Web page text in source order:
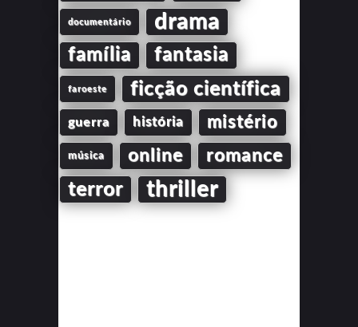
documentário drama
família fantasia
faroeste ficção científica
guerra história mistério
música online romance
terror thriller